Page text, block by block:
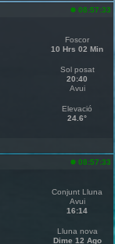
08:57:33
Foscor
10 Hrs 02 Min
Sol posat
20:40
Avui
Elevació
24.6°
08:57:33
Conjunt Lluna
Avui
16:14
Lluna nova
Dime 12 Ago